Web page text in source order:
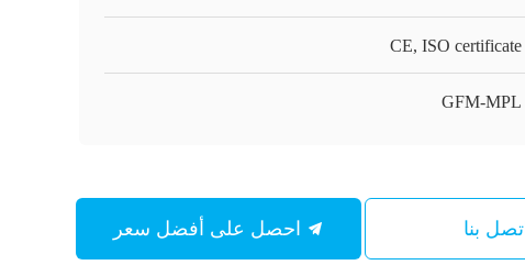
CE, ISO certificate
GFM-MPL
بنا